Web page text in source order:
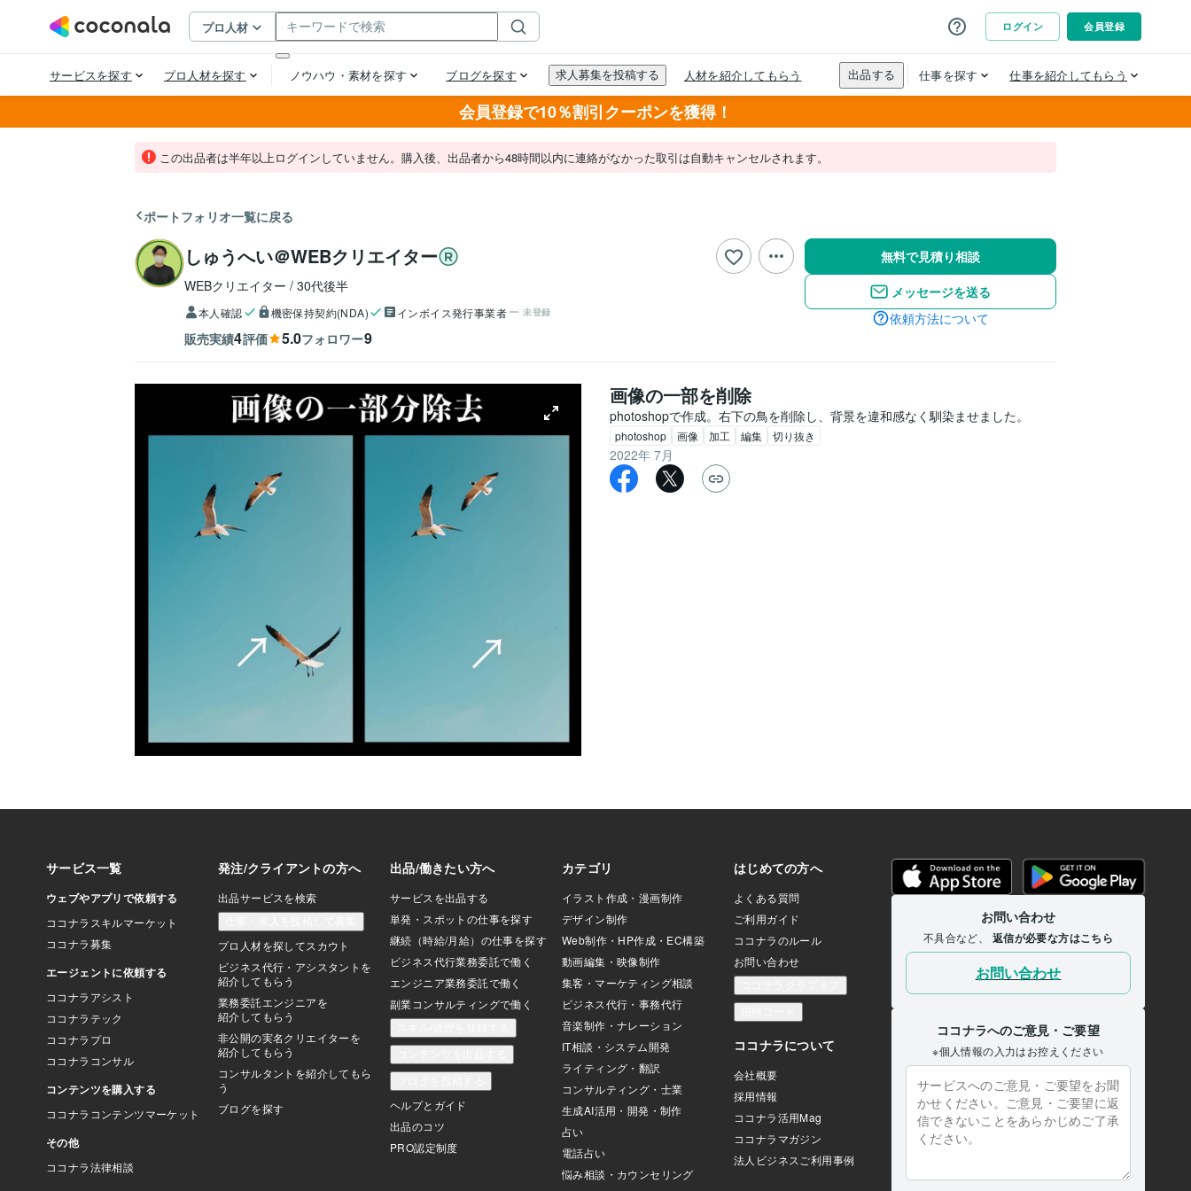
会員登録で10％割引クーポンを獲得！
この出品者は半年以上ログインしていません。購入後、出品者から48時間以内に連絡がなかった取引は自動キャンセルされます。
ポートフォリオ一覧に戻る
しゅうへい＠WEBクリエイター
WEBクリエイター 30代後半
本人確認 機密保持契約(NDA) インボイス発行事業者 未登録
販売実績4評価 5.0フォロワー9
無料で見積り相談
メッセージを送る
依頼方法について
画像の一部を削除
photoshopで作成。右下の鳥を削除し、背景を違和感なく馴染ませました。
photoshop 画像 加工 編集 切り抜き
2022年 7月